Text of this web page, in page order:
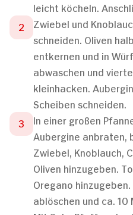
leicht köcheln.
Zwiebel und
schneiden. Oliven
entkernen und in
abwaschen und
kleinhacken.
Scheiben schneiden.
In einer großen
Aubergine anbraten,
Zwiebel, Knoblauch,
Oliven hinzugeben.
Oregano
ablöschen und ca. 10